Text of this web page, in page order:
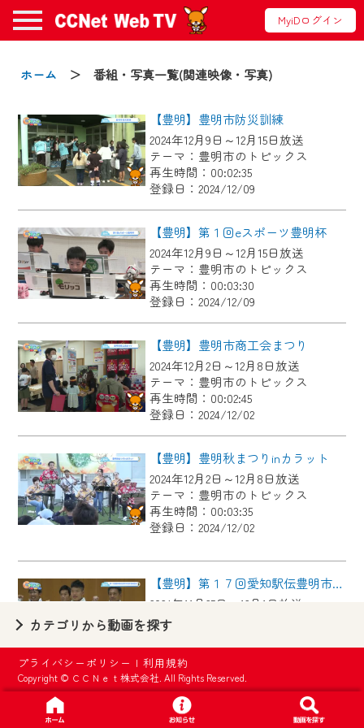
MyiDログイン
ホーム ＞ 番組・写真一覧(関連映像・写真)
【豊明】豊明市防災訓練
2024年12月9日～12月15日放送
テーマ：豊明市のトピックス
再生時間：00:02:35
登録日：2024/12/09
【豊明】第１回eスポーツ豊明杯
2024年12月9日～12月15日放送
テーマ：豊明市のトピックス
再生時間：00:03:30
登録日：2024/12/09
【豊明】豊明市商工会まつり
2024年12月2日～12月8日放送
テーマ：豊明市のトピックス
再生時間：00:02:45
登録日：2024/12/02
【豊明】豊明秋まつりinカラット
2024年12月2日～12月8日放送
テーマ：豊明市のトピックス
再生時間：00:03:35
登録日：2024/12/02
【豊明】第１７回愛知駅伝豊明市選手団結団式
2024年11月25日～12月1日放送
テーマ：豊明市のトピックス
再生時間：00:01:24
登録日：2024/11/25
【豊明】ストリートダンス国際大会 表敬訪問
2024年11月18日～11月24日放送
カテゴリから動画を探す
プライバシーポリシー |利用規約
Copyright © ＣＣＮｅｔ株式会社. All Rights Reserved.
お知らせ
2024/09/02
動画配信サービス『CCNet Web TV』は2024
年9月24日からリニューアルします！
【変更点】
◆デザイン変更により、お住まいの地域
の動画コンテンツが一目瞭然。
◆当社アプリやＰＣブラウザから、いつ
でも・どこでも・外出先でも！
CCNetサービスエリア20市町の地域情報
番組をご視聴いただけます！
【ご注意】
2024年9月24日からはご加入者様へのサー
ビス向上のため、
『CCNet Web TV』を利用いただくには、
一部コンテンツを除き、
CCNetサービスへの加入と『CCNetマイ
ページ※』へのログインが必要となりま
す。
いたします。
要となります。
※MyIDとは、CCNet Web TVを含むCCNetの
各種サービスをご利用頂くためのIDです。
IDはお客様が使っているメールアドレス
で設定できます。